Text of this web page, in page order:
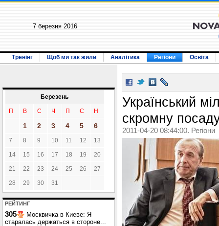
7 березня 2016
Тренінг Щоб ми так жили Аналітика Регіони Освіта
Березень
П В С Ч П С Н
1 2 3 4 5 6
7 8 9 10 11 12 13
14 15 16 17 18 19 20
21 22 23 24 25 26 27
28 29 30 31
РЕЙТИНГ
305
Москвичка в Киеве: Я
старалась держаться в стороне...
Український
скромну
2011-04-20 08:44:00. Регіони